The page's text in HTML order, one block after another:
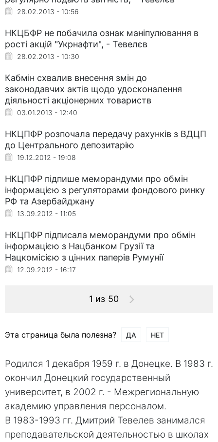
28.02.2013 - 10:56
НКЦБФР не побачила ознак маніпулювання в
рості акцій "Укрнафти", - Тевелєв
28.02.2013 - 10:30
Кабмін схвалив внесення змін до
законодавчих актів щодо удосконалення
діяльності акціонерних товариств
03.01.2013 - 12:40
НКЦПФР розпочала передачу рахунків з ВДЦП
до Центрального депозитарію
19.12.2012 - 19:08
НКЦПФР підпише меморандуми про обмін
інформацією з регуляторами фондового ринку
РФ та Азербайджану
13.09.2012 - 11:05
НКЦПФР підписала меморандуми про обмін
інформацією з Нацбанком Грузії та
Нацкомісією з цінних паперів Румунії
12.09.2012 - 16:17
1 из 50
Эта страница была полезна? ДА НЕТ
Родился 1 декабря 1959 г. в Донецке. В 1983 г.
окончил Донецкий государственный
университет, в 2002 г. - Межрегиональную
академию управления персоналом.
В 1983-1993 гг. Дмитрий Тевелев занимался
преподавательской деятельностью в школах